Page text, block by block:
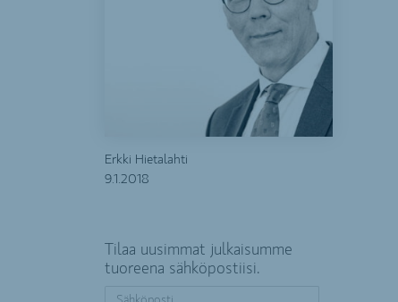
Erkki Hietalahti
9.1.2018
Tilaa uusimmat julkaisumme
tuoreena sähköpostiisi.